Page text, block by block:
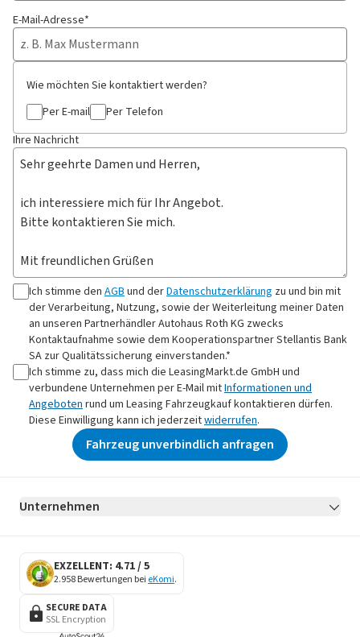
E-Mail-Adresse*
Wie möchten Sie kontaktiert werden?
Per E-mail
Per Telefon
Ihre Nachricht
Ich stimme den AGBund derDatenschutzerklärung zu und bin mit
der Verarbeitung, Nutzung, sowie der Weiterleitung meiner Daten
an unseren Partnerhändler Autohaus Roth KG zwecks
Kontaktaufnahme sowie dem Kooperationspartner Stellantis Bank
SA zur Qualitätssicherung einverstanden.*
Ich stimme zu, dass mich die LeasingMarkt.de GmbH und
verbundene Unternehmen per E-Mail mitInformationen und
Angebotenrund um Leasing Fahrzeugkauf kontaktieren dürfen.
Diese Einwilligung kann ich jederzeitwiderrufen.
Fahrzeug unverbindlich anfragen
Unternehmen
EXZELLENT: 4.71 / 5
2.958 Bewertungen bei eKomi.
SECURE DATA
SSL Encryption